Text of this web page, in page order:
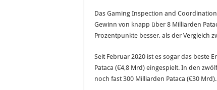
Das Gaming Inspection and
Gewinn von knapp über 8 Milliarden
Prozentpunkte besser, als der Vergleich
Seit Februar 2020 ist es sogar das beste
Pataca (€4,8 Mrd) eingespielt. In den
noch fast 300 Milliarden Pataca (€30 Mrd).